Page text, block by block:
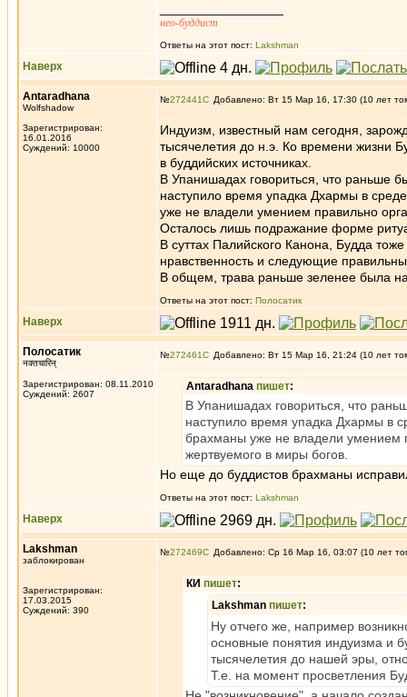
нео-буддист
Ответы на этот пост: Lakshman
Наверх
Antaradhana
Wolfshadow
Зарегистрирован:
16.01.2016
Суждений: 10000
№272441 Добавлено: Вт 15 Мар 16, 17:30 (10 лет
Индуизм, известный нам сегодня,
тысячелетия до н.э. Ко времени жизни
в буддийских источниках.
В Упанишадах говориться, что раньше
наступило время упадка Дхармы в
уже не владели умением правильно
Осталось лишь подражание форме
В суттах Палийского Канона, Будда
нравственность и следующие
В общем, трава раньше зеленее была
Ответы на этот пост: Полосатик
Наверх
Полосатик
नक्तचारिन्
Зарегистрирован: 08.11.2010
Суждений: 2607
№272461 Добавлено: Вт 15 Мар 16, 21:24 (10 лет
Antaradhana пишет:
В Упанишадах говориться, что
наступило время упадка Дхармы в
брахманы уже не владели умением
жертвуемого в миры богов.
Но еще до буддистов брахманы
Ответы на этот пост: Lakshman
Наверх
Lakshman
заблокирован
Зарегистрирован:
17.03.2015
Суждений: 390
№272469 Добавлено: Ср 16 Мар 16, 03:07 (10 лет
КИ пишет:
Lakshman пишет:
Ну отчего же, например
основные понятия индуизма и
тысячелетия до нашей эры,
Т.е. на момент просветления